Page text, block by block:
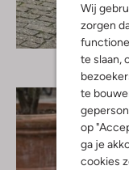
Wij
zorgen
te slaan,
te
op
ga je
cookies
Ontdek